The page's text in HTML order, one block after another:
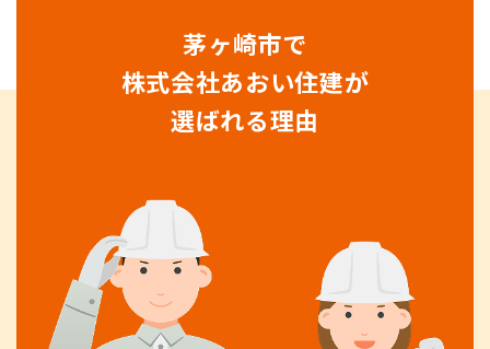
茅ヶ崎市で
株式会社あおい住建が
選ばれる理由